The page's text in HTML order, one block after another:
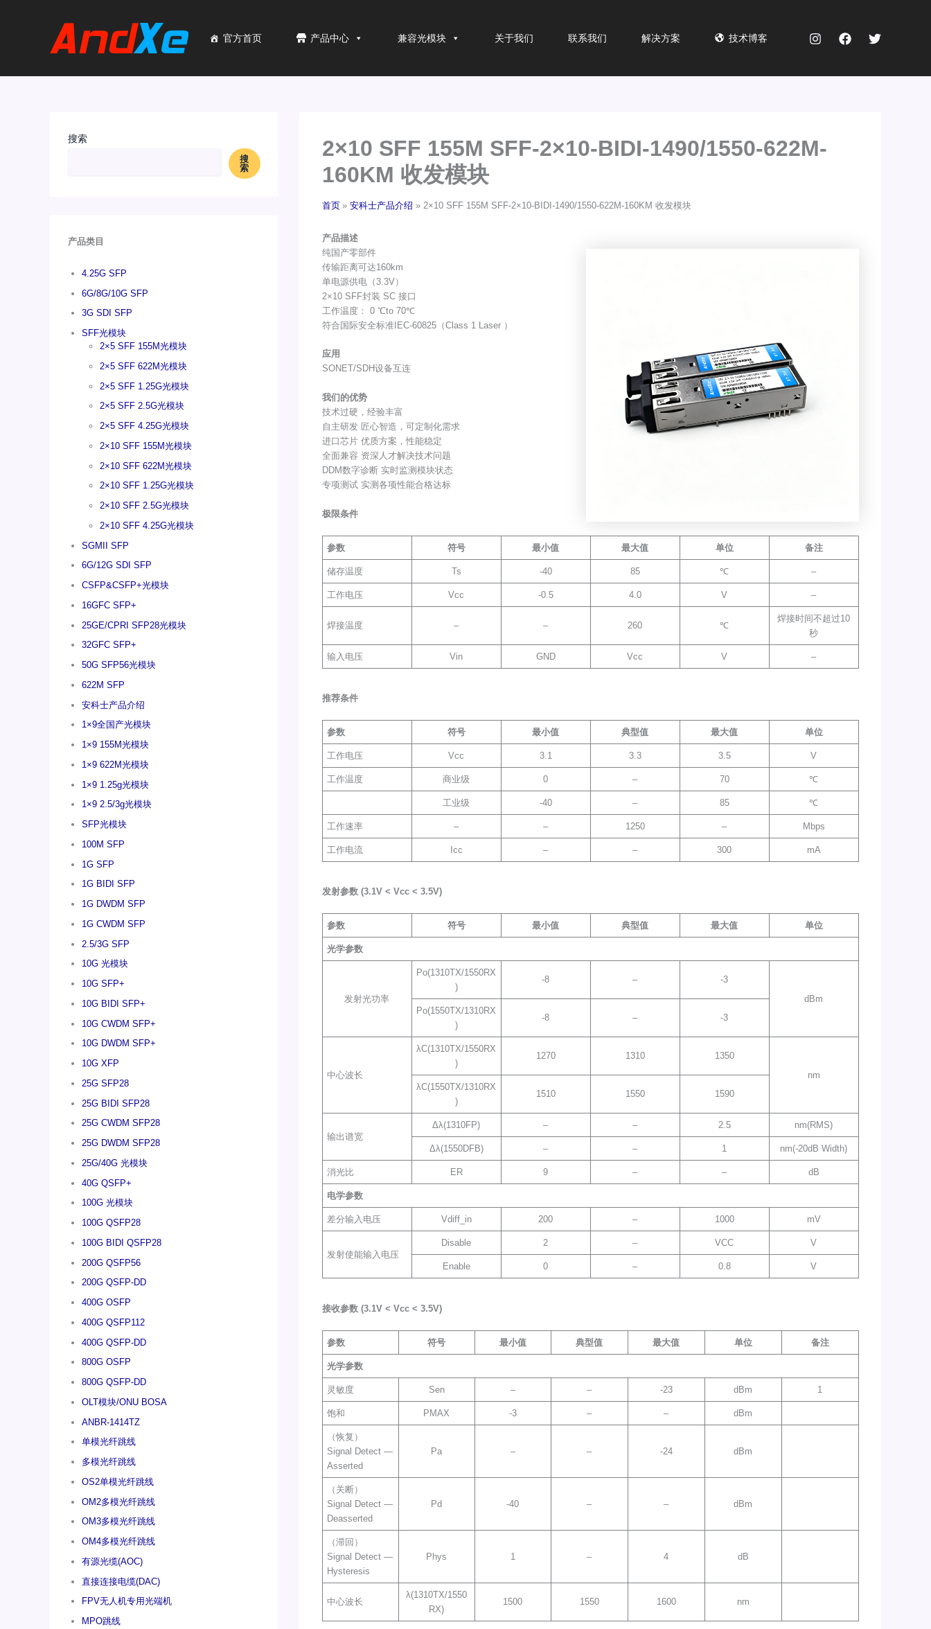
官方首页 产品中心 兼容光模块 关于我们 联系我们 解决方案 技术博客
搜索
搜
索
产品类目
4.25G SFP
6G/8G/10G SFP
3G SDI SFP
SFF光模块
2×5 SFF 155M光模块
2×5 SFF 622M光模块
2×5 SFF 1.25G光模块
2×5 SFF 2.5G光模块
2×5 SFF 4.25G光模块
2×10 SFF 155M光模块
2×10 SFF 622M光模块
2×10 SFF 1.25G光模块
2×10 SFF 2.5G光模块
2×10 SFF 4.25G光模块
SGMII SFP
6G/12G SDI SFP
CSFP&CSFP+光模块
16GFC SFP+
25GE/CPRI SFP28光模块
32GFC SFP+
50G SFP56光模块
622M SFP
安科士产品介绍
1×9全国产光模块
1×9 155M光模块
1×9 622M光模块
1×9 1.25g光模块
1×9 2.5/3g光模块
SFP光模块
100M SFP
1G SFP
1G BIDI SFP
1G DWDM SFP
1G CWDM SFP
2.5/3G SFP
10G 光模块
10G SFP+
10G BIDI SFP+
10G CWDM SFP+
10G DWDM SFP+
10G XFP
25G SFP28
25G BIDI SFP28
25G CWDM SFP28
25G DWDM SFP28
25G/40G 光模块
40G QSFP+
100G 光模块
100G QSFP28
100G BIDI QSFP28
200G QSFP56
200G QSFP-DD
400G OSFP
400G QSFP112
400G QSFP-DD
800G OSFP
800G QSFP-DD
OLT模块/ONU BOSA
ANBR-1414TZ
单模光纤跳线
多模光纤跳线
OS2单模光纤跳线
OM2多模光纤跳线
OM3多模光纤跳线
OM4多模光纤跳线
有源光缆(AOC)
直接连接电缆(DAC)
FPV无人机专用光端机
MPO跳线
2×10 SFF 155M SFF-2×10-BIDI-1490/1550-622M-
160KM 收发模块
首页 安科士产品介绍 2×10 SFF 155M SFF-2×10-BIDI-1490/1550-622M-160KM 收发模块
产品描述
纯国产零部件
传输距离可达160km
单电源供电（3.3V）
2×10 SFF封装 SC 接口
工作温度： 0 ℃to 70℃
符合国际安全标准IEC-60825（Class 1 Laser ）
应用
SONET/SDH设备互连
我们的优势
技术过硬，经验丰富
自主研发 匠心智造，可定制化需求
进口芯片 优质方案，性能稳定
全面兼容 资深人才解决技术问题
DDM数字诊断 实时监测模块状态
专项测试 实测各项性能合格达标
极限条件
参数 符号 最小值 最大值 单位 备注
储存温度 Ts -40 85 ℃ –
工作电压 Vcc -0.5 4.0 V –
焊接温度 – – 260 ℃
焊接时间不超过10
秒
输入电压 Vin GND Vcc V –
推荐条件
参数 符号 最小值 典型值 最大值 单位
工作电压 Vcc 3.1 3.3 3.5 V
工作温度 商业级 0 – 70 ℃
工业级 -40 – 85 ℃
工作速率 – – 1250 – Mbps
工作电流 Icc – – 300 mA
发射参数 (3.1V < Vcc< 3.5V)
参数 符号 最小值 典型值 最大值 单位
光学参数
发射光功率
Po(1310TX/1550RX
)
-8 –
-3
dBm
Po(1550TX/1310RX
)
-8 – -3
中心波长
λC(1310TX/1550RX
)
1270 1310
1350
nm
λC(1550TX/1310RX
)
1510 1550 1590
输出谱宽
Δλ(1310FP) – – 2.5 nm(RMS)
Δλ(1550DFB) – – 1 nm(-20dB Width)
消光比 ER 9 – – dB
电学参数
差分输入电压 Vdiff_in 200 – 1000 mV
发射使能输入电压
Disable 2 – VCC V
Enable 0 – 0.8 V
接收参数 (3.1V < Vcc< 3.5V)
参数 符号 最小值 典型值 最大值 单位 备注
光学参数
灵敏度 Sen – – -23 dBm 1
饱和 PMAX -3 – – dBm
（恢复）
Signal Detect —
Asserted
Pa – – -24 dBm
（关断）
Signal Detect —
Deasserted
Pd -40 – – dBm
（滞回）
Signal Detect —
Hysteresis
Phys 1 – 4 dB
中心波长
λ(1310TX/1550
RX)
1500 1550 1600 nm